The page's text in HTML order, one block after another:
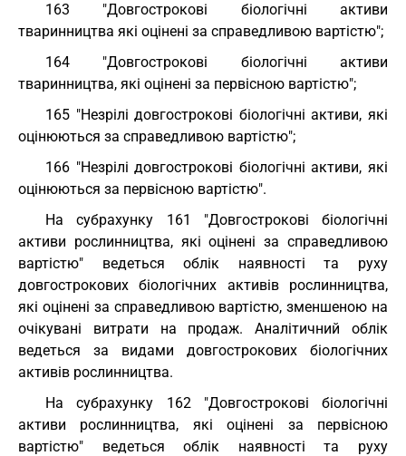
163 "Довгострокові біологічні активи
тваринництва які оцінені за справедливою вартістю";
164 "Довгострокові біологічні активи
тваринництва, які оцінені за первісною вартістю";
165 "Незрілі довгострокові біологічні активи, які
оцінюються за справедливою вартістю";
166 "Незрілі довгострокові біологічні активи, які
оцінюються за первісною вартістю".
На субрахунку 161 "Довгострокові біологічні
активи рослинництва, які оцінені за справедливою
вартістю" ведеться облік наявності та руху
довгострокових біологічних активів рослинництва,
які оцінені за справедливою вартістю, зменшеною на
очікувані витрати на продаж. Аналітичний облік
ведеться за видами довгострокових біологічних
активів рослинництва.
На субрахунку 162 "Довгострокові біологічні
активи рослинництва, які оцінені за первісною
вартістю" ведеться облік наявності та руху